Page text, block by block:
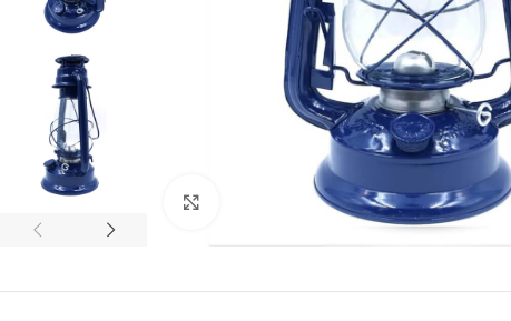
Click to enlarge